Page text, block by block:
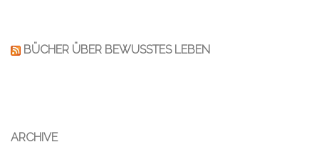
BÜCHER ÜBER BEWUSSTES LEBEN
ARCHIVE